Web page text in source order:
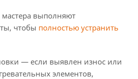
мастера выполняют
чтобы полностью устранить
— если выявлен износ или
элементов,